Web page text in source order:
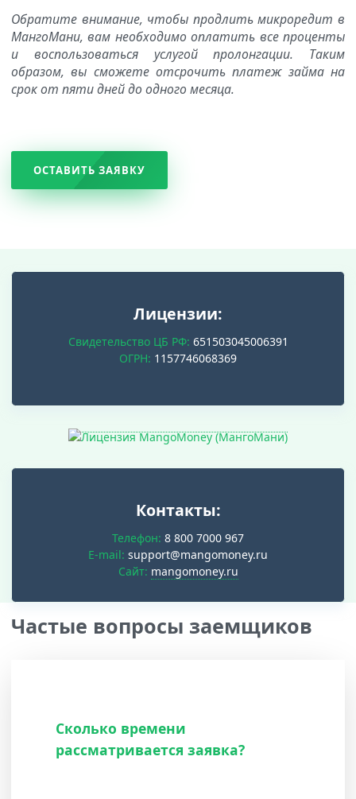
Обратите внимание, чтобы продлить микроредит в
МангоМани, вам необходимо оплатить все проценты
и воспользоваться услугой пролонгации. Таким
образом, вы сможете отсрочить платеж займа на
срок от пяти дней до одного месяца.
ОСТАВИТЬ ЗАЯВКУ
Лицензии:
Свидетельство ЦБ РФ: 651503045006391
ОГРН: 1157746068369
Контакты:
Телефон: 8 800 7000 967
E-mail: support@mangomoney.ru
Cайт: mangomoney.ru
Частые вопросы заемщиков
Сколько времени
рассматривается заявка?